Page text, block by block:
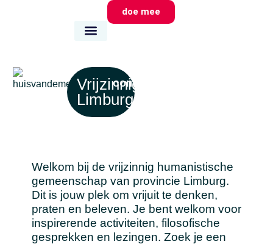
doe mee
Vrijzinnig
Limburg
contact
Welkom bij de vrijzinnig humanistische
gemeenschap van provincie Limburg.
Dit is jouw plek om vrijuit te denken,
praten en beleven. Je bent welkom voor
inspirerende activiteiten, filosofische
gesprekken en lezingen. Zoek je een